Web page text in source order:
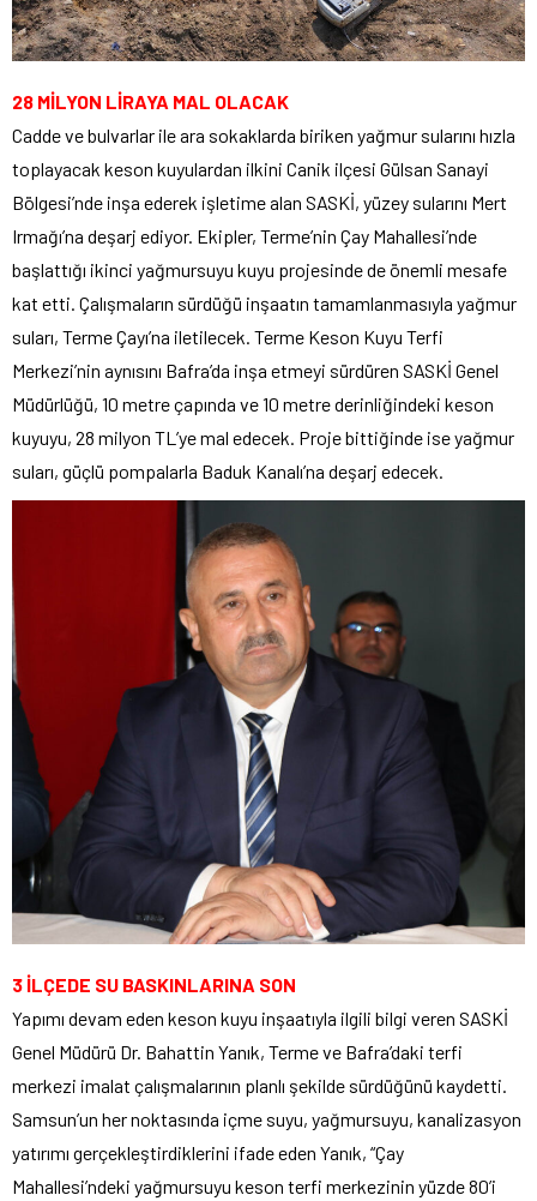
28 MİLYON LİRAYA MAL OLACAK
Cadde ve bulvarlar ile ara sokaklarda biriken yağmur sularını hızla
toplayacak keson kuyulardan ilkini Canik ilçesi Gülsan Sanayi
Bölgesi’nde inşa ederek işletime alan SASKİ, yüzey sularını Mert
Irmağı’na deşarj ediyor. Ekipler, Terme’nin Çay Mahallesi’nde
başlattığı ikinci yağmursuyu kuyu projesinde de önemli mesafe
kat etti. Çalışmaların sürdüğü inşaatın tamamlanmasıyla yağmur
suları, Terme Çayı’na iletilecek. Terme Keson Kuyu Terfi
Merkezi’nin aynısını Bafra’da inşa etmeyi sürdüren SASKİ Genel
Müdürlüğü, 10 metre çapında ve 10 metre derinliğindeki keson
kuyuyu, 28 milyon TL’ye mal edecek. Proje bittiğinde ise yağmur
suları, güçlü pompalarla Baduk Kanalı’na deşarj edecek.
3 İLÇEDE SU BASKINLARINA SON
Yapımı devam eden keson kuyu inşaatıyla ilgili bilgi veren SASKİ
Genel Müdürü Dr. Bahattin Yanık, Terme ve Bafra’daki terfi
merkezi imalat çalışmalarının planlı şekilde sürdüğünü kaydetti.
Samsun’un her noktasında içme suyu, yağmursuyu, kanalizasyon
yatırımı gerçekleştirdiklerini ifade eden Yanık, “Çay
Mahallesi’ndeki yağmursuyu keson terfi merkezinin yüzde 80’i